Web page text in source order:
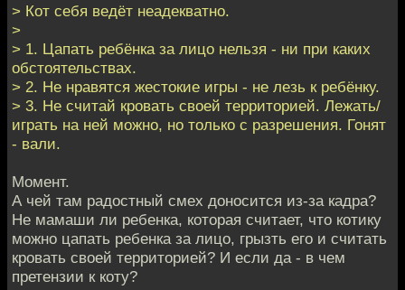
> Кот себя ведёт неадекватно.
>
> 1. Цапать ребёнка за лицо нельзя - ни при каких
обстоятельствах.
> 2. Не нравятся жестокие игры - не лезь к ребёнку.
> 3. Не считай кровать своей территорией. Лежать/
играть на ней можно, но только с разрешения. Гонят
- вали.
Момент.
А чей там радостный смех доносится из-за кадра?
Не мамаши ли ребенка, которая считает, что котику
можно цапать ребенка за лицо, грызть его и считать
кровать своей территорией? И если да - в чем
претензии к коту?